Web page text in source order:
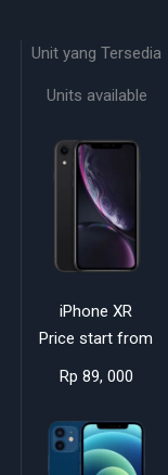
Unit yang Tersedia
Units available
iPhone XR
Price start from
Rp 89, 000